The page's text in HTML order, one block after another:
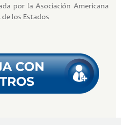
por la Asociación Americana
los Estados